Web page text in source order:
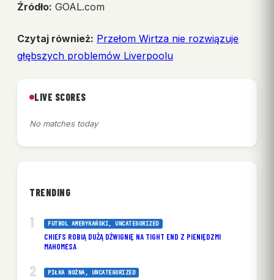
Źródło: GOAL.com
Czytaj również: Przełom Wirtza nie rozwiązuje
głębszych problemów Liverpoolu
LIVE SCORES
No matches today
TRENDING
FUTBOL AMERYKAŃSKI, UNCATEGORIZED
CHIEFS ROBIĄ DUŻĄ DŹWIGNIĘ NA TIGHT END Z PIENIĘDZMI
MAHOMESA
PIŁKA NOŻNA, UNCATEGORIZED